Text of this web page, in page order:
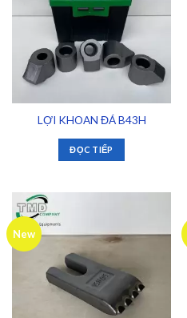
LỢI KHOAN ĐÁ B43H
ĐỌC TIẾP
New